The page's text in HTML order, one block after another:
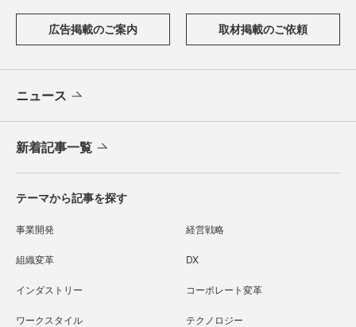
広告掲載のご案内 取材掲載のご依頼
ニュース
新着記事一覧
テーマから記事を探す
事業開発 経営戦略
組織変革 DX
インダストリー コーポレート変革
ワークスタイル テクノロジー